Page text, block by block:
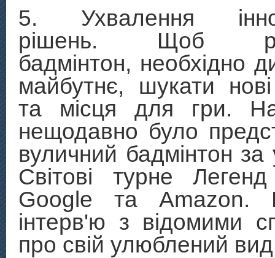
5. Ухвалення
рішень. Щоб
бадмінтон, необхідно
майбутнє, шукати
та місця для гри.
нещодавно було
вуличний бадмінтон
Світові турне
Google та Amazon.
інтерв'ю з відомими
про свій улюблений